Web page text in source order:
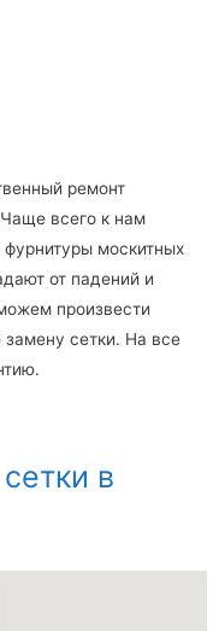
ремонт
всего к нам
москитных
от падений и
произвести
сетки. На все
в